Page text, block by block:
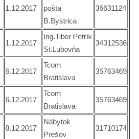
1.12.2017
pošta
B.Bystrica
36631124
1.12.2017
Ing.Tibor Petrík
St.Lubovňa
34312536
6.12.2017
Tcom
Bratislava
35763469
6.12.2017
Tcom
Bratislava
35763469
8.12.2017
Nábytok
Prešov
31710174